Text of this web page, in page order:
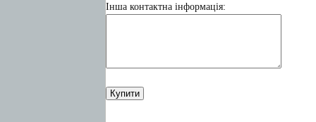
Інша контактна інформація: